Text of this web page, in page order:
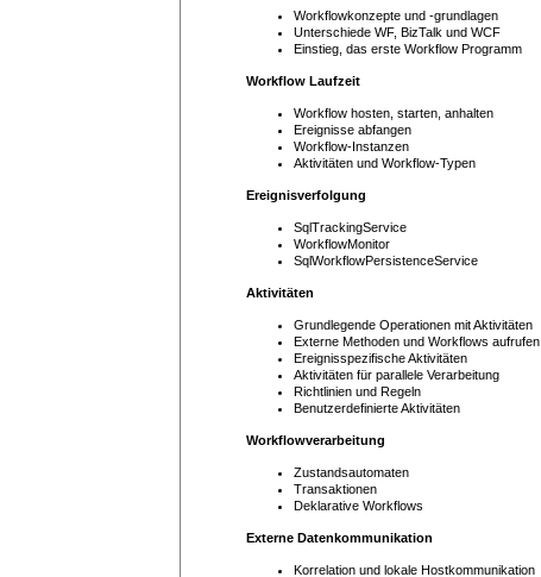
Workflowkonzepte und -grundlagen
Unterschiede WF, BizTalk und WCF
Einstieg, das erste Workflow Programm
Workflow Laufzeit
Workflow hosten, starten, anhalten
Ereignisse abfangen
Workflow-Instanzen
Aktivitäten und Workflow-Typen
Ereignisverfolgung
SqlTrackingService
WorkflowMonitor
SqlWorkflowPersistenceService
Aktivitäten
Grundlegende Operationen mit Aktivitäten
Externe Methoden und Workflows aufrufen
Ereignisspezifische Aktivitäten
Aktivitäten für parallele Verarbeitung
Richtlinien und Regeln
Benutzerdefinierte Aktivitäten
Workflowverarbeitung
Zustandsautomaten
Transaktionen
Deklarative Workflows
Externe Datenkommunikation
Korrelation und lokale Hostkommunikation